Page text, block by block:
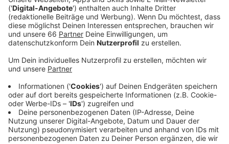
Veröffentlicht:Dienstag, 29.04.2025 12:42
Anzeige
63 davon sind öffentlich geförderte Mietwohnungen
bezahlbar sein sollen.
Anzeige